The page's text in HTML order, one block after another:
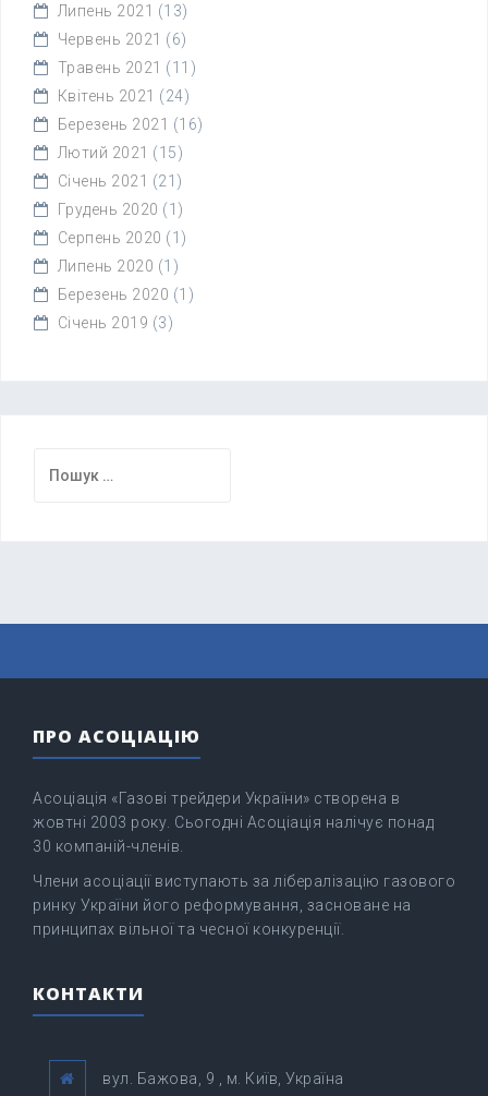
Липень 2021 (13)
Червень 2021 (6)
Травень 2021 (11)
Квітень 2021 (24)
Березень 2021 (16)
Лютий 2021 (15)
Січень 2021 (21)
Грудень 2020 (1)
Серпень 2020 (1)
Липень 2020 (1)
Березень 2020 (1)
Січень 2019 (3)
ПРО АСОЦІАЦІЮ
Асоціація «Газові трейдери України» створена в
жовтні 2003 року. Сьогодні Асоціація налічує понад
30 компаній-членів.
Члени асоціації виступають за лібералізацію газового
ринку України його реформування, засноване на
принципах вільної та чесної конкуренції.
КОНТАКТИ
вул. Бажова, 9 , м. Київ, Україна